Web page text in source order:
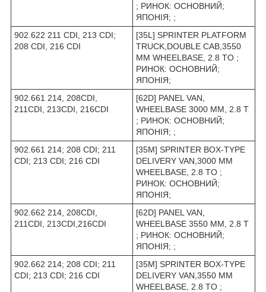
; РИНОК: ОСНОВНИЙ;
ЯПОНІЯ; ;
902.622 211 CDI, 213 CDI;
208 CDI, 216 CDI
[35L] SPRINTER PLATFORM
TRUCK,DOUBLE CAB,3550
MM WHEELBASE, 2.8 TO ;
РИНОК: ОСНОВНИЙ;
ЯПОНІЯ;
902.661 214, 208CDI,
211CDI, 213CDI, 216CDI
[62D] PANEL VAN,
WHEELBASE 3000 MM, 2.8 T
; РИНОК: ОСНОВНИЙ;
ЯПОНІЯ; ;
902.661 214; 208 CDI; 211
CDI; 213 CDI; 216 CDI
[35M] SPRINTER BOX-TYPE
DELIVERY VAN,3000 MM
WHEELBASE, 2.8 TO ;
РИНОК: ОСНОВНИЙ;
ЯПОНІЯ;
902.662 214, 208CDI,
211CDI, 213CDI,216CDI
[62D] PANEL VAN,
WHEELBASE 3550 ММ, 2.8 T
; РИНОК: ОСНОВНИЙ;
ЯПОНІЯ; ;
902.662 214; 208 CDI; 211
CDI; 213 CDI; 216 CDI
[35M] SPRINTER BOX-TYPE
DELIVERY VAN,3550 MM
WHEELBASE, 2.8 TO ;